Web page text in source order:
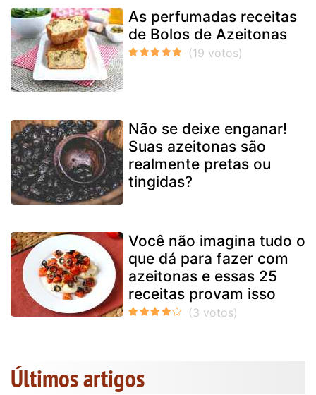
As perfumadas receitas
de Bolos de Azeitonas
Não se deixe enganar!
Suas azeitonas são
realmente pretas ou
tingidas?
Você não imagina tudo o
que dá para fazer com
azeitonas e essas 25
receitas provam isso
Últimos artigos